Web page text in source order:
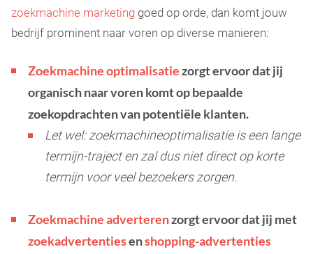
zoekmachine marketing goed op orde, dan komt jouw
bedrijf prominent naar voren op diverse manieren:
Zoekmachine optimalisatiezorgt ervoor dat jij
organisch naar voren komt op bepaalde
zoekopdrachten van potentiële klanten.
Let wel: zoekmachineoptimalisatie is een lange
termijn-traject en zal dus niet direct op korte
termijn voor veel bezoekers zorgen.
Zoekmachine adverterenzorgt ervoor dat jij met
zoekadvertentiesenshopping-advertenties